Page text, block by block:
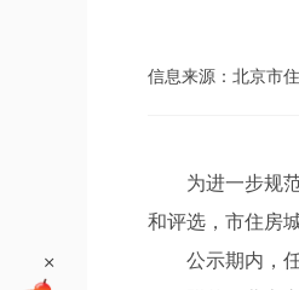
信息来源：北京市
为进一步规范
和评选，市住房
公示期内，任
+